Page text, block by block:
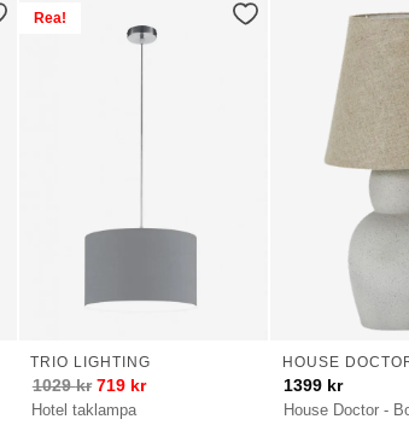
Rea!
Hotel taklampa
TRIO LIGHTING
1029kr 719 kr
House Doctor -
HOUSE
1399 kr